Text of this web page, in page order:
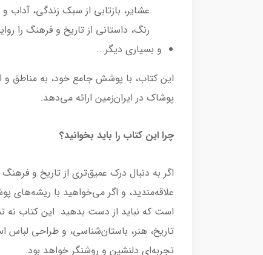
عشایر، بازتابی از سبک زندگی،
رنگ، داستانی از تاریخ و فرهنگ را
و بسیاری دیگر...
این کتاب، با پوشش جامع خود، به مناطق و
پوشاک در ایران‌زمین ارائه می‌دهد.
چرا این کتاب را باید بخوانید؟
اگر به دنبال درک عمیق‌تری از تاریخ و
علاقه‌مندید، و اگر می‌خواهید با ریشه‌های
است که نباید از دست بدهید. این کتاب نه
تاریخ، هنر، باستان‌شناسی، و طراحی لباس
تجربه‌ای دلنشین و روشنگر خواهد بود.